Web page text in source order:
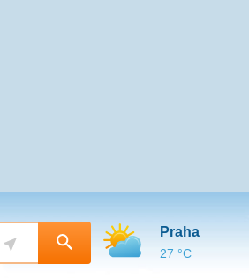
Praha
27 °C